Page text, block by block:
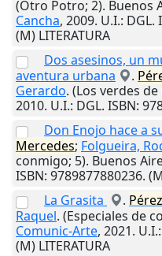
(Otro Potro; 2). Buenos
Cancha, 2009. U.I.: DGL.
(M) LITERATURA
Dos asesinos, un
aventura urbana
.
Gerardo. (Los verdes
2010. U.I.: DGL. ISBN:
Don Enojo hace a
Mercedes; Folgueira,
conmigo; 5). Buenos
ISBN: 9789877880236.
La Grasita
. Pérez
Raquel. (Especiales de
Comunic-Arte, 2021. U.I.
(M) LITERATURA